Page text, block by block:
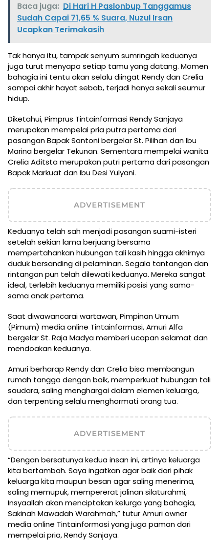
Baca juga: Di Hari H Paslonbup Tanggamus
Sudah Capai 71,65 % Suara, Nuzul Irsan
Ucapkan Terimakasih
Tak hanya itu, tampak senyum sumringah keduanya
juga turut menyapa setiap tamu yang datang. Momen
bahagia ini tentu akan selalu diingat Rendy dan Crelia
sampai akhir hayat sebab, terjadi hanya sekali seumur
hidup.
Diketahui, Pimprus Tintainformasi Rendy Sanjaya
merupakan mempelai pria putra pertama dari
pasangan Bapak Santoni bergelar St. Pilihan dan Ibu
Marina bergelar Tekunan. Sementara mempelai wanita
Crelia Aditsta merupakan putri pertama dari pasangan
Bapak Markuat dan Ibu Desi Yulyani.
ADVERTISEMENT
Keduanya telah sah menjadi pasangan suami-isteri
setelah sekian lama berjuang bersama
mempertahankan hubungan tali kasih hingga akhirnya
duduk bersanding di pelaminan. Segala tantangan dan
rintangan pun telah dilewati keduanya. Mereka sangat
ideal, terlebih keduanya memiliki posisi yang sama-
sama anak pertama.
Saat diwawancarai wartawan, Pimpinan Umum
(Pimum) media online Tintainformasi, Amuri Alfa
bergelar St. Raja Madya memberi ucapan selamat dan
mendoakan keduanya.
Amuri berharap Rendy dan Crelia bisa membangun
rumah tangga dengan baik, memperkuat hubungan tali
saudara, saling menghargai dalam elemen keluarga,
dan terpenting selalu menghormati orang tua.
ADVERTISEMENT
“Dengan bersatunya kedua insan ini, artinya keluarga
kita bertambah. Saya ingatkan agar baik dari pihak
keluarga kita maupun besan agar saling menerima,
saling memupuk, mempererat jalinan silaturahmi,
Insyaallah akan menciptakan kelurga yang bahagia,
Sakinah Mawadah Warahmah,” tutur Amuri owner
media online Tintainformasi yang juga paman dari
mempelai pria, Rendy Sanjaya.